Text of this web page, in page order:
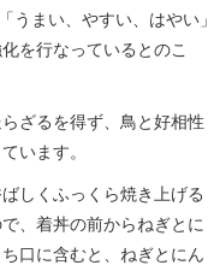
まい、やすい、はやい」
を行なっているとのこ
ざるを得ず、鳥と好相性
います。
しくふっくら焼き上げる
、着丼の前からねぎとに
口に含むと、ねぎとにん